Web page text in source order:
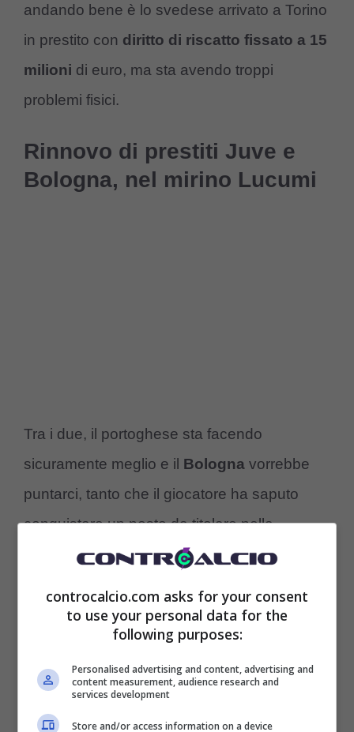
andando bene è lo svedese arrivato a Torino
in prestito con diritto di riscatto fissato a 15
milioni di euro, ma sta avendo troppi
problemi fisici.
Rinnovo di prestiti Juve e
Bologna, nel mirino Lucumi
Tra i due, il portoghese sta facendo
sicuramente meglio e il Bologna vorrebbe
puntarci, tanto che il giocatore ha saputo
conquistare un posto da titolare nella
formazione di Italiano, anche se la formula
, anche perché se il Bologna non
dovesse arrivare in Europa bisogna rivedere
ogni situazione nella trattativa e cambiare le
cose, rendendole anche più semplici.
controcalcio.com asks for your consent
to use your personal data for the
following purposes:
Personalised advertising and content, advertising and
content measurement, audience research and
services development
Store and/or access information on a device